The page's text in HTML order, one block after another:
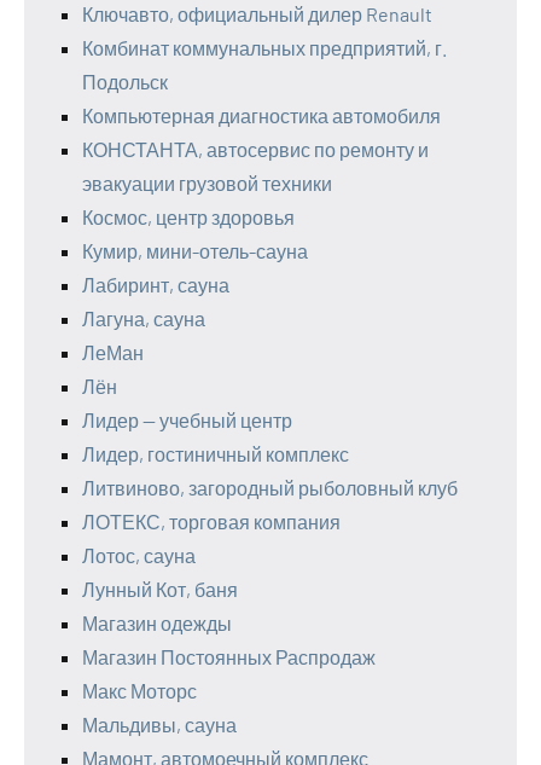
Ключавто, официальный дилер Renault
Комбинат коммунальных предприятий, г.
Подольск
Компьютерная диагностика автомобиля
КОНСТАНТА, автосервис по ремонту и
эвакуации грузовой техники
Космос, центр здоровья
Кумир, мини-отель-сауна
Лабиринт, сауна
Лагуна, сауна
ЛеМан
Лён
Лидер — учебный центр
Лидер, гостиничный комплекс
Литвиново, загородный рыболовный клуб
ЛОТЕКС, торговая компания
Лотос, сауна
Лунный Кот, баня
Магазин одежды
Магазин Постоянных Распродаж
Макс Моторс
Мальдивы, сауна
Мамонт, автомоечный комплекс